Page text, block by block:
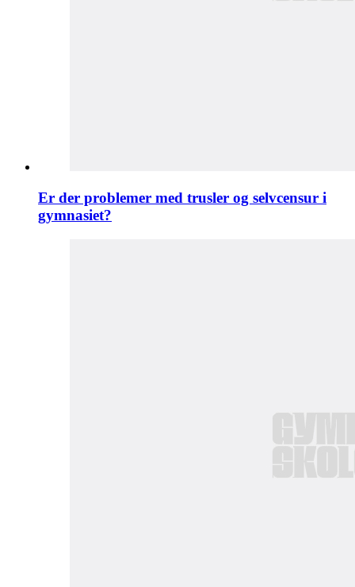
Er der problemer med trusler og selvcensur i
gymnasiet?